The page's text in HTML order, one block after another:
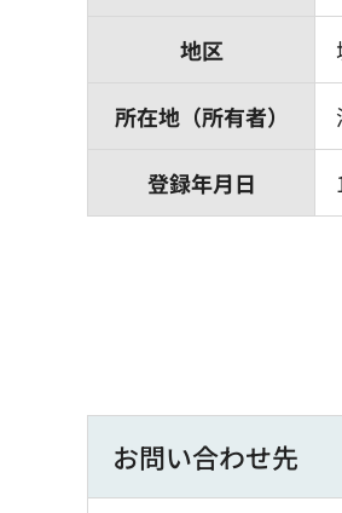
地区
所在地（所有者）
登録年月日
お問い合わせ先